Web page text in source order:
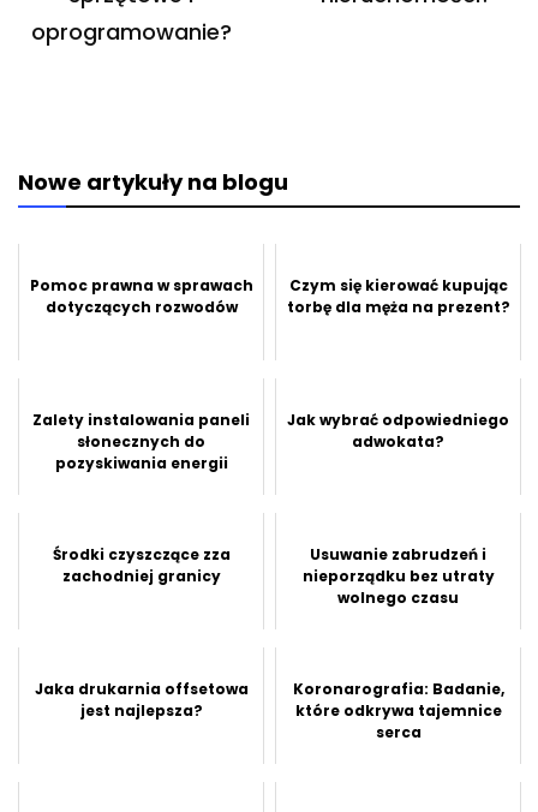
oprogramowanie?
Nowe artykuły na blogu
Pomoc prawna w sprawach
dotyczących rozwodów
Czym się kierować kupując
torbę dla męża na prezent?
Zalety instalowania paneli
słonecznych do
pozyskiwania energii
Jak wybrać odpowiedniego
adwokata?
Środki czyszczące zza
zachodniej granicy
Usuwanie zabrudzeń i
nieporządku bez utraty
wolnego czasu
Jaka drukarnia offsetowa
jest najlepsza?
Koronarografia: Badanie,
które odkrywa tajemnice
serca